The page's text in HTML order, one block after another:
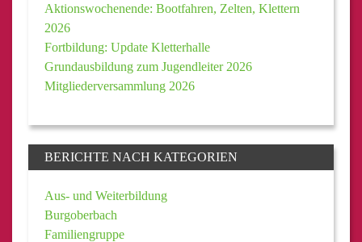
Aktionswochenende: Bootfahren, Zelten, Klettern
2026
Fortbildung: Update Kletterhalle
Grundausbildung zum Jugendleiter 2026
Mitgliederversammlung 2026
BERICHTE NACH KATEGORIEN
Aus- und Weiterbildung
Burgoberbach
Familiengruppe